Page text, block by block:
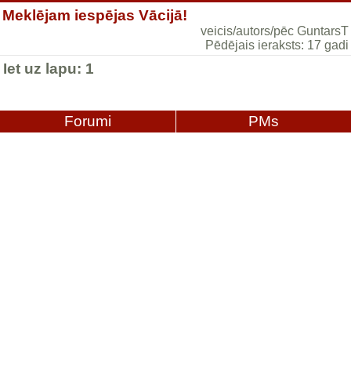
Meklējam iespējas Vācijā!
veicis/autors/pēc GuntarsT
Pēdējais ieraksts: 17 gadi
Iet uz lapu: 1
Forumi PMs